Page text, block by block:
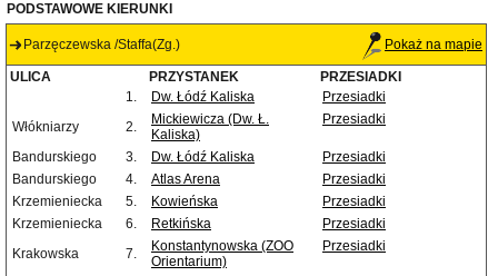
PODSTAWOWE KIERUNKI
Parzęczewska /Staffa(Zg.) Pokaż na mapie
ULICA PRZYSTANEK
PRZESIADKI
1.
Dw. Łódź Kaliska
Przesiadki
Włókniarzy
2.
Mickiewicza (Dw. Ł.
Kaliska)
Przesiadki
Bandurskiego 3. Dw. Łódź Kaliska
Przesiadki
Bandurskiego
4. Atlas Arena
Przesiadki
Krzemieniecka
5. Kowieńska
Przesiadki
Krzemieniecka
6. Retkińska
Przesiadki
Krakowska
7.
Konstantynowska (ZOO
Orientarium)
Przesiadki